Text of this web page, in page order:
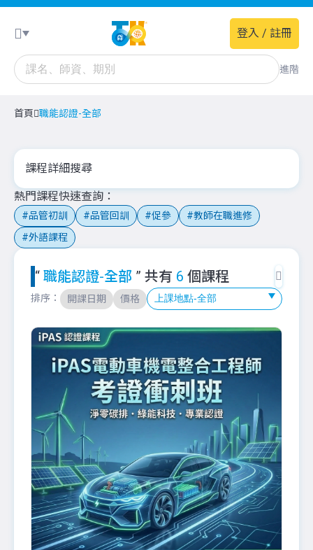
進階
登入 / 註冊
首頁 職能認證-全部
課程詳細搜尋
熱門課程快速查詢
品管初訓 品管回訓 促參
教師在職進修
外語課程
“ 職能認證-全部 ” 共有 6 個課程
排序： 開課日期 價格